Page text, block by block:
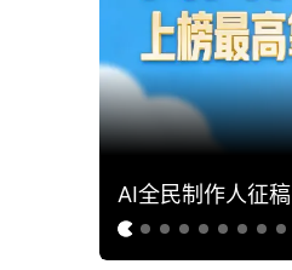
AI全民制作人征稿